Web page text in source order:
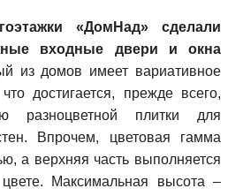
«ДомНад» сделали
входные двери и окна
из домов имеет вариативное
достигается, прежде всего,
разноцветной плитки для
Впрочем, цветовая гамма
а верхняя часть выполняется
Максимальная высота –